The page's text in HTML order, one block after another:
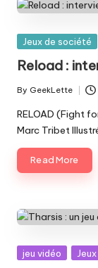
Posted
Jeux de société
Reload :
Posted
by
By GeekLette
RELOAD (Fight
Marc Tribet
Read More
Posted
jeu vidéo